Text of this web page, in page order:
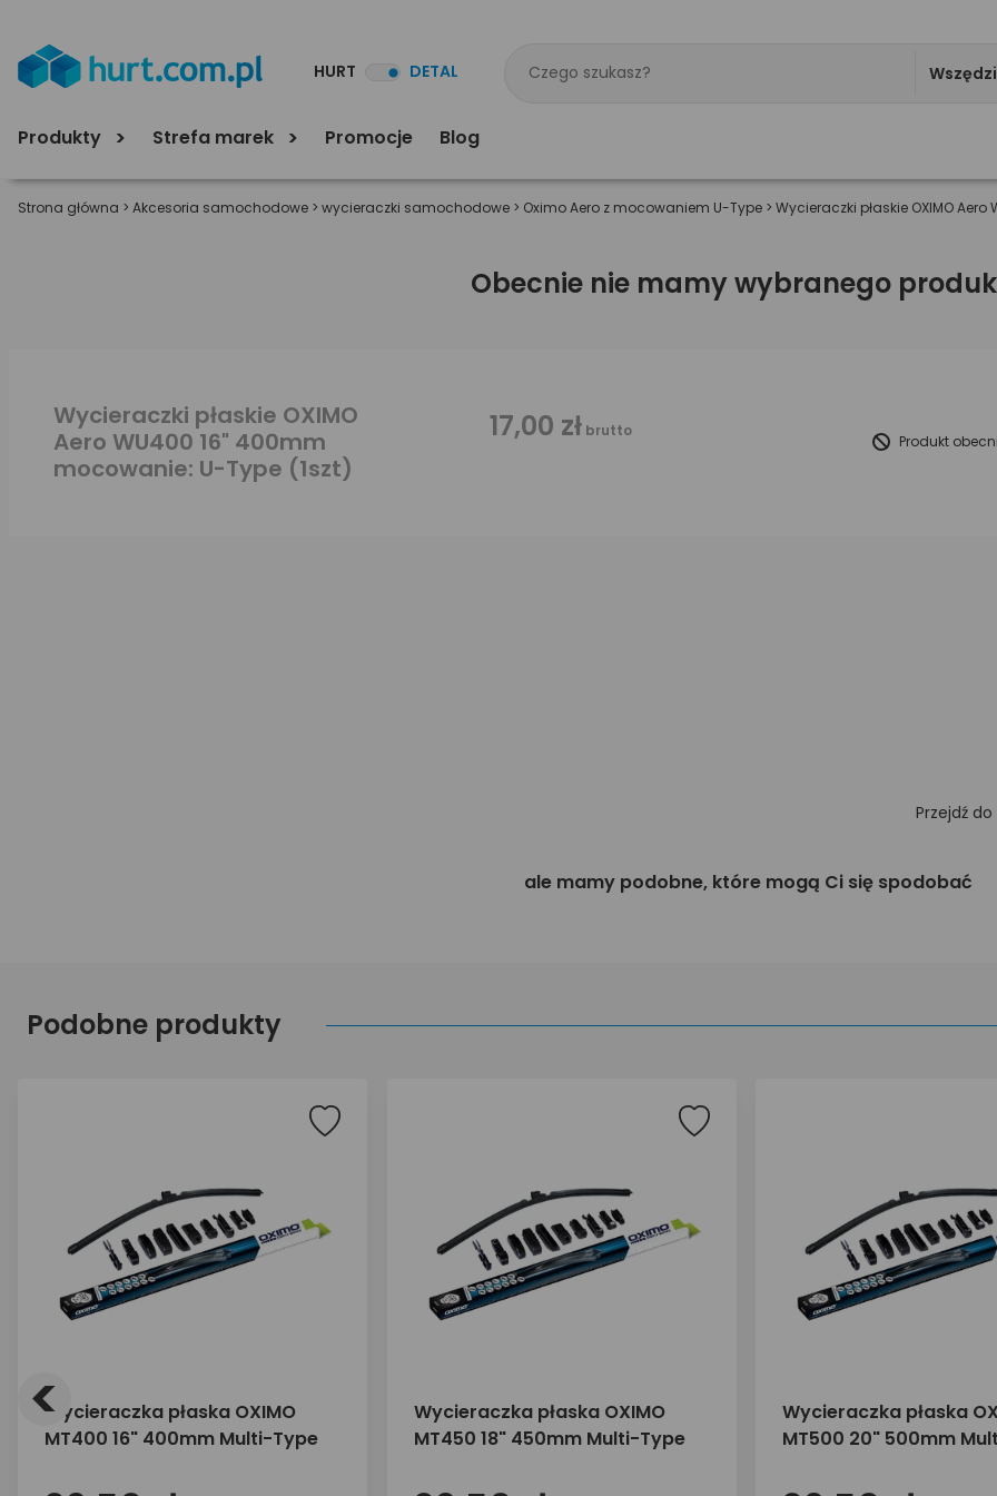
HURT DETAL
Produkty Strefa marek Promocje Blog
Strona główna > Akcesoria samochodowe > wycieraczki samochodowe > Oximo Aero z mocowaniem U-Type > Wycieraczki płaskie OXIMO
Obecnie nie mamy wybranego
Wycieraczki płaskie OXIMO
Aero WU400 16" 400mm
mocowanie: U-Type (1szt)
17,00 zł brutto
Produkt
Przejdź do
ale mamy podobne, które mogą Ci się spodobać
Podobne produkty
Wycieraczka płaska OXIMO
MT400 16" 400mm Multi-Type
Wycieraczka płaska OXIMO
MT450 18" 450mm Multi-Type
Wycieraczka płaska
MT500 20" 500mm
<